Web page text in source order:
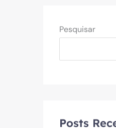
Pesquisar
Posts